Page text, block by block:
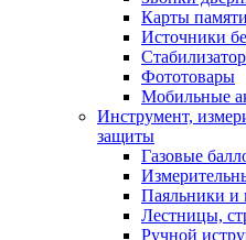
Карты памяти
Источники
Фототовары
Мобильные
Инструмент,
защиты
Газовые
Паяльники и
Лестницы,
Ручной